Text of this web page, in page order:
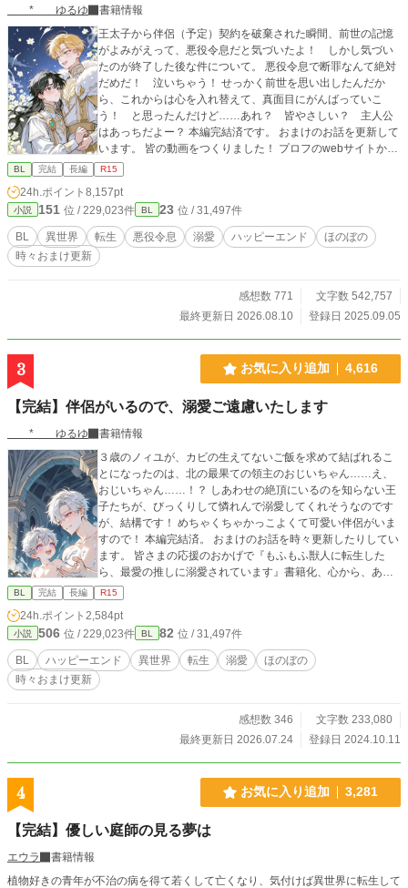
* ゆるゆ
書籍情報
王太子から伴侶（予定）契約を破棄された瞬間、前世の記憶
がよみがえって、悪役令息だと気づいたよ！ しかし気づい
たのが終了した後な件について。 悪役令息で断罪なんて絶対
だめだ！ 泣いちゃう！ せっかく前世を思い出したんだか
ら、これからは心を入れ替えて、真面目にがんばっていこ
う！ と思ったんだけど……あれ？ 皆やさしい？ 主人公
はあっちだよー？ 本編完結済です。 おまけのお話を更新して
います。 皆の動画をつくりました！ プロフのwebサイトから
飛べるので、もしよかったら、お話と一緒に楽しんでくださ
ったら、とてもうれしいです！ 表紙や動画にAIを使っていま
すが、小説にはAIを使っておりません 皆さまの応援のおかげ
で『もふもふ獣人に転生したら、最愛の推しに溺愛されてい
ます』書籍化、心から、ありがとうございます！
BL 完結 長編 R15
24h.ポイント 8,157pt
小説 151 位 / 229,023件 BL 23 位 / 31,497件
BL 異世界 転生 悪役令息 溺愛 ハッピーエンド
ほのぼの
時々おまけ更新
感想数 771
文字数 542,757
最終更新日 2026.08.10
登録日 2025.09.05
3 お気に入り追加 4,616
【完結】伴侶がいるので、溺愛ご遠慮いたします
* ゆるゆ
書籍情報
３歳のノィユが、カビの生えてないご飯を求めて結ばれるこ
とになったのは、北の最果ての領主のおじいちゃん……え、
おじいちゃん……！？ しあわせの絶頂にいるのを知らない王
子たちが、びっくりして憐れんで溺愛してくれそうなのです
が、結構です！ めちゃくちゃかっこよくて可愛い伴侶がいま
すので！ 本編完結済。 おまけのお話を時々更新したりしてい
ます。 皆さまの応援のおかげで『もふもふ獣人に転生した
ら、最愛の推しに溺愛されています』書籍化、心から、あり
がとうございます！ ふたりの動画をつくりました！ もしよか
ったら、プロフのwebサイトからどうぞです！ 表紙や動画に
はAIを使っていますが、小説にはAIを使っておりません
BL 完結 長編 R15
24h.ポイント 2,584pt
小説 506 位 / 229,023件 BL 82 位 / 31,497件
BL ハッピーエンド 異世界 転生 溺愛
ほのぼの
時々おまけ更新
感想数 346
文字数 233,080
最終更新日 2026.07.24
登録日 2024.10.11
4 お気に入り追加 3,281
【完結】優しい庭師の見る夢は
エウラ
書籍情報
植物好きの青年が不治の病を得て若くして亡くなり、気付けば異世界に転生して